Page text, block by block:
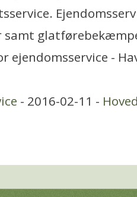
samt
ejendomsservice -
- 2016-02-11 -